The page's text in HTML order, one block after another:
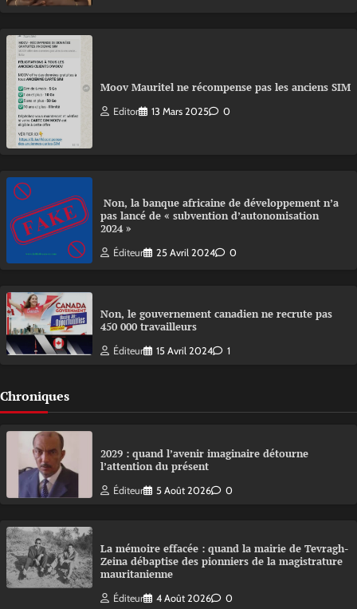
Moov Mauritel ne récompense pas les anciens SIM
Editor 13 Mars 2025 0
Non, la banque africaine de développement n’a
pas lancé de « subvention d’autonomisation
2024 »
Éditeur 25 Avril 2024 0
Non, le gouvernement canadien ne recrute pas
450 000 travailleurs
Éditeur 15 Avril 2024 1
Chroniques
2029 : quand l’avenir imaginaire détourne
l’attention du présent
Éditeur 5 Août 2026 0
La mémoire effacée : quand la mairie de Tevragh-
Zeina débaptise des pionniers de la magistrature
mauritanienne
Éditeur 4 Août 2026 0